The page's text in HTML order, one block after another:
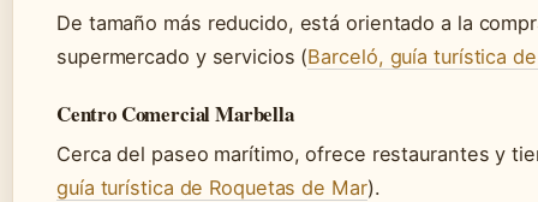
De tamaño más reducido, está orientado a la
supermercado y servicios (Barceló, guía turística
Centro Comercial Marbella
Cerca del paseo marítimo, ofrece restaurantes y
guía turística de Roquetas de Mar).